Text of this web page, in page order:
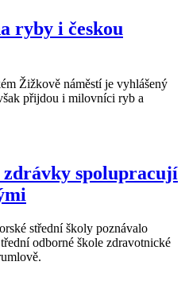
ryby i českou
Žižkově náměstí je vyhlášený
přijdou i milovníci ryb a
spolupracují
střední školy poznávalo
odborné škole zdravotnické